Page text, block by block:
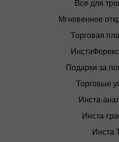
Все для
Мгновенное
Торговая
Подарки за
Торговые
Инста-
Инста-
Инста